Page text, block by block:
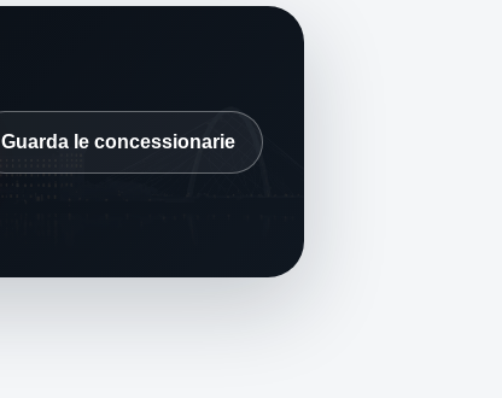
Guarda le concessionarie